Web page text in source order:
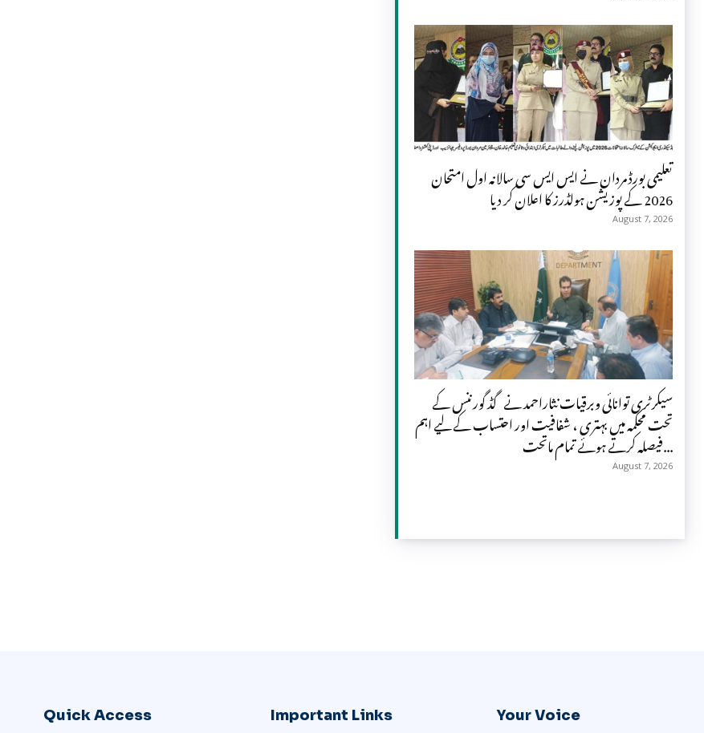
تعلیمی بورڈ مردان نے ایس ایس سی سالانہ اول امتحان
2026 کے پوزیشن ہولڈرز کا اعلان کر دیا
August 7, 2026
سیکرٹری توانائی وبرقیات نثاراحمد نے گڈ گورننس کے
تحت محکمہ میں بہتری ، شفافیت اور احتساب کے لیے اہم
فیصلہ کرتے ہوئے تمام ماتحت...
August 7, 2026
Quick Access Important Links Your Voice